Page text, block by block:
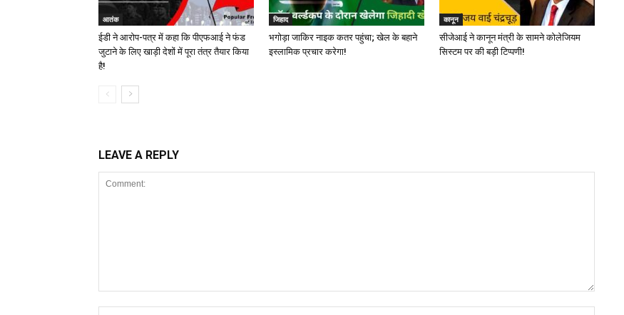
आतंक
ईडी ने आरोप-पत्र में कहा कि पीएफआई ने फंड
जुटाने के लिए खाड़ी देशों में पूरा तंत्र तैयार किया
है!
जिहाद
भगोड़ा जाकिर नाइक कतर पहुंचा; खेल के बहाने
इस्लामिक प्रचार करेगा!
कानून
सीजेआई ने कानून मंत्री के सामने कोलेजियम
सिस्टम पर की बड़ी टिप्पणी!
LEAVE A REPLY